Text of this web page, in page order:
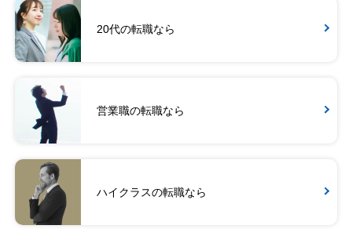
20代の転職なら
営業職の転職なら
ハイクラスの転職なら